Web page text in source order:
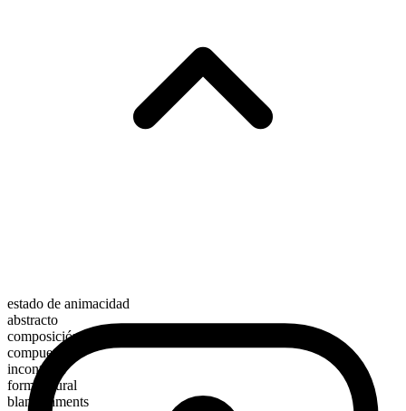
estado de animacidad
abstracto
composición morfológica
compuesto
incontable
forma plural
blandishments